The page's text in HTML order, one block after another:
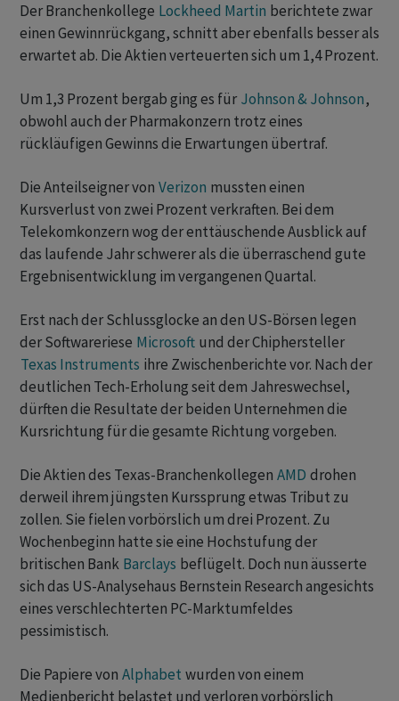
Der Branchenkollege Lockheed Martin berichtete zwar
einen Gewinnrückgang, schnitt aber ebenfalls besser als
erwartet ab. Die Aktien verteuerten sich um 1,4 Prozent.
Um 1,3 Prozent bergab ging es für Johnson & Johnson,
obwohl auch der Pharmakonzern trotz eines
rückläufigen Gewinns die Erwartungen übertraf.
Die Anteilseigner von Verizon mussten einen
Kursverlust von zwei Prozent verkraften. Bei dem
Telekomkonzern wog der enttäuschende Ausblick auf
das laufende Jahr schwerer als die überraschend gute
Ergebnisentwicklung im vergangenen Quartal.
Erst nach der Schlussglocke an den US-Börsen legen
der Softwareriese Microsoft und der Chiphersteller
Texas Instruments ihre Zwischenberichte vor. Nach der
deutlichen Tech-Erholung seit dem Jahreswechsel,
dürften die Resultate der beiden Unternehmen die
Kursrichtung für die gesamte Richtung vorgeben.
Die Aktien des Texas-Branchenkollegen AMD drohen
derweil ihrem jüngsten Kurssprung etwas Tribut zu
zollen. Sie fielen vorbörslich um drei Prozent. Zu
Wochenbeginn hatte sie eine Hochstufung der
britischen Bank Barclays beflügelt. Doch nun äusserte
sich das US-Analysehaus Bernstein Research angesichts
eines verschlechterten PC-Marktumfeldes
pessimistisch.
Die Papiere von Alphabet wurden von einem
Medienbericht belastet und verloren vorbörslich